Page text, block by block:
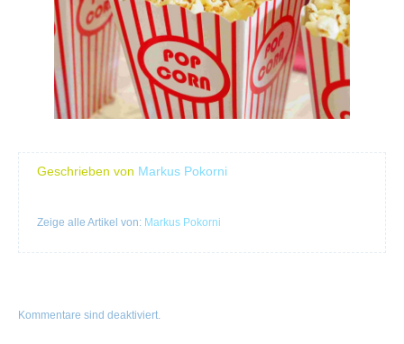
Geschrieben von Markus Pokorni
Zeige alle Artikel von: Markus Pokorni
Kommentare sind deaktiviert.